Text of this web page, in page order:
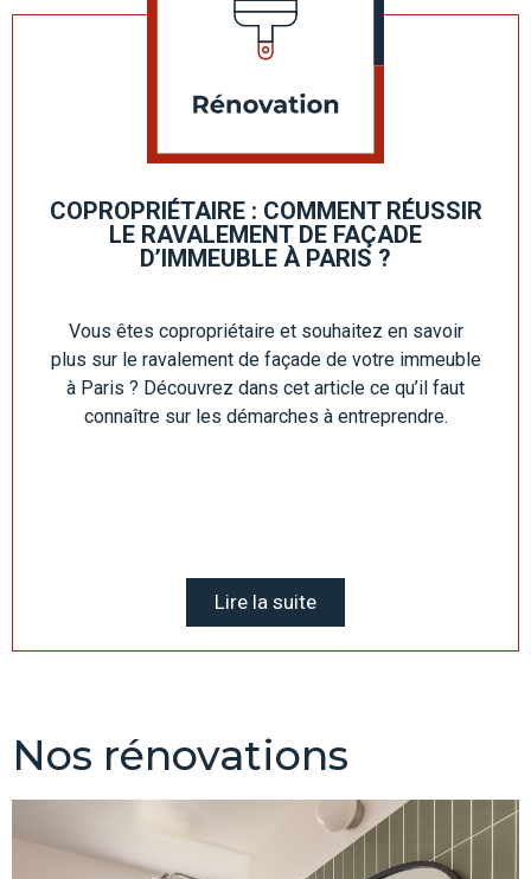
COPROPRIÉTAIRE : COMMENT RÉUSSIR
LE RAVALEMENT DE FAÇADE
D’IMMEUBLE À PARIS ?
Vous êtes copropriétaire et souhaitez en savoir
plus sur le ravalement de façade de votre immeuble
à Paris ? Découvrez dans cet article ce qu’il faut
connaître sur les démarches à entreprendre.
Lire la suite
Nos rénovations